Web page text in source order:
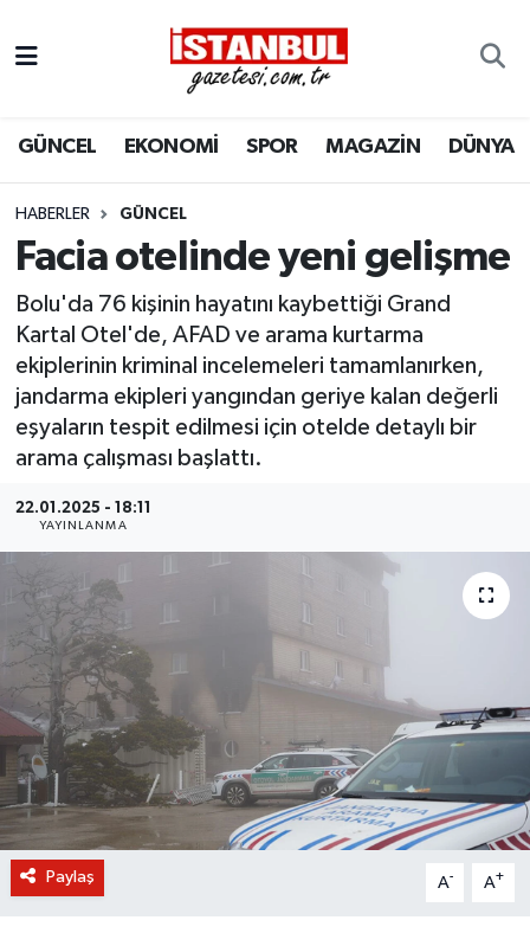
GÜNCEL EKONOMİ SPOR MAGAZİN DÜNYA
HABERLER GÜNCEL
Facia otelinde yeni gelişme
Bolu'da 76 kişinin hayatını kaybettiği Grand
Kartal Otel'de, AFAD ve arama kurtarma
ekiplerinin kriminal incelemeleri tamamlanırken,
jandarma ekipleri yangından geriye kalan değerli
eşyaların tespit edilmesi için otelde detaylı bir
arama çalışması başlattı.
22.01.2025 - 18:11
YAYINLANMA
Paylaş A- A+
EKONOMİ
İSTANBUL
DÜNYA
SPOR
MAGAZİN
KÜLTÜR SANAT
SAĞLIK
BİLİM VE TEKNOLOJİ
OTOMOBİL
KURUMSAL
Nöbetçi Eczaneler
Hava Durumu
Trafik Durumu
Süper Lig Puan Durumu ve Fikstür
Tüm Manşetler
Son Dakika Haberleri
Haber Arşivi